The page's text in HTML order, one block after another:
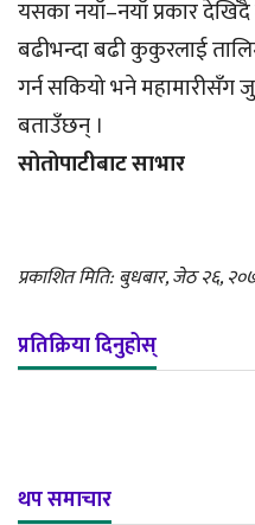
यसका नयाँ–नयाँ प्रकार
बढीभन्दा बढी कुकुरलाई
गर्न सकियो भने
बताउँछन् ।
सोतोपाटीबाट साभार
प्रकाशित मिति: बुधबार, जेठ २६,
प्रतिक्रिया दिनुहोस्
थप समाचार